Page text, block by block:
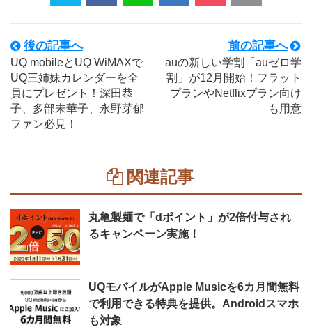
後の記事へ
UQ mobileとUQ WiMAXで
UQ三姉妹カレンダーを全
員にプレゼント！深田恭
子、多部未華子、永野芽郁
ファン必見！
前の記事へ
auの新しい学割「auゼロ学
割」が12月開始！フラット
プランやNetflixプラン向け
も用意
関連記事
丸亀製麺で「dポイント」が2倍付与され
るキャンペーン実施！
UQモバイルがApple Musicを6カ月間無料
で利用できる特典を提供。Androidスマホ
も対象